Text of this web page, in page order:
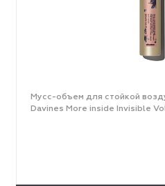
Мусс-объем для стойкой
Davines More inside Invisible